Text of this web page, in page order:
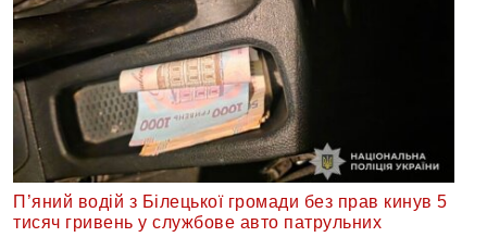
П’яний водій з Білецької громади без прав кинув 5
тисяч гривень у службове авто патрульних